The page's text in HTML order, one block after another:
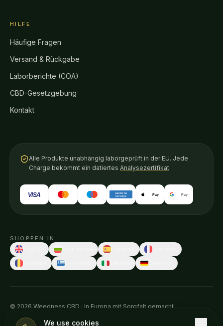
HILFE
Häufige Fragen
Versand & Rückgabe
Laborberichte (COA)
CBD-Gesetzgebung
Kontakt
Alle Produkte unabhängig laborgeprüft in der EU. Jede
Charge bekommt ein datiertes Analysezertifikat.
VISA AMERICAN
EXPRESS Pay Pay
SHOPPEN IN
© 2026 Weedness CBD · In Europa mit Sorgfalt gemacht.
Diese Aussagen wurden von keiner Gesundheitsbehörde geprüft.
We use cookies